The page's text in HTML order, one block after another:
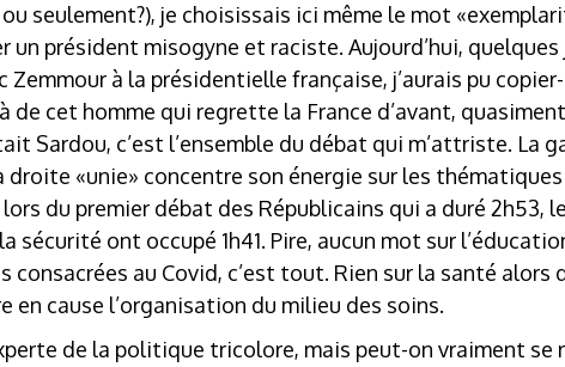
ou seulement?), je choisissais ici même le mot
un président misogyne et raciste. Aujourd’hui, quelques
Zemmour à la présidentielle française, j’aurais pu
de cet homme qui regrette la France d’avant,
Sardou, c’est l’ensemble du débat qui m’attriste. La
droite «unie» concentre son énergie sur les
du premier débat des Républicains qui a duré 2h53,
sécurité ont occupé 1h41. Pire, aucun mot sur
consacrées au Covid, c’est tout. Rien sur la santé
en cause l’organisation du milieu des soins.
de la politique tricolore, mais peut-on vraiment se